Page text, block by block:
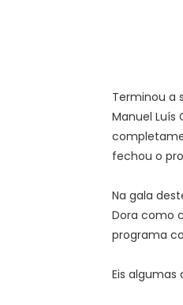
Terminou a
Manuel Luís
fechou o
Na gala
Dora como
programa
Eis